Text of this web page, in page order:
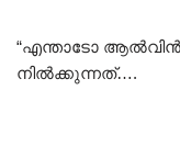
“എന്താടോ ആൽവിൻ
നിൽക്കുന്നത്….